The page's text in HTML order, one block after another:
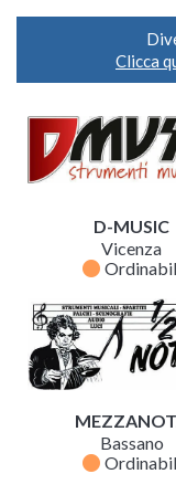
Clicca
D-MUSIC
Vicenza
fiber_manual_record
Bassano
fiber_manual_record